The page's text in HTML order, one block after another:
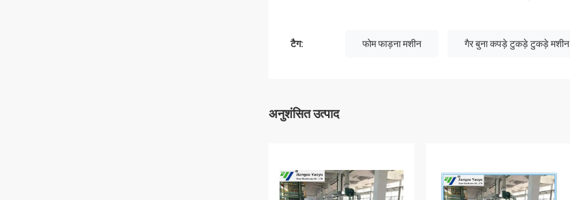
टैग: फोम फाड़ना मशीन गैर बुना कपड़े टुकड़े टुकड़े मशीन
अनुशंसित उत्पाद